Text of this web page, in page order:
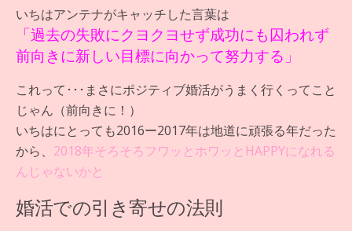
いちはアンテナがキャッチした言葉は
「過去の失敗にクヨクヨせず成功にも囚われず
前向きに新しい目標に向かって努力する」
これって･･･まさにポジティブ婚活がうまく行くってこと
じゃん（前向きに！）
いちはにとっても2016ー2017年は地道に頑張る年だった
から、 2018年そろそろフワッとホワッとHAPPYになれる
んじゃないかと
婚活での引き寄せの法則